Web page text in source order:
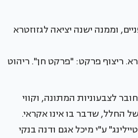
וממנה ישנה יציאה לגזוזטרא
ריצוף פרקט: "פרקט חן". ריהוט
לצבעוניות המתונה, וקווי
החלל, שדבר בו אינו אקראי.
ע"י מיכל אגם ודנה בנקי